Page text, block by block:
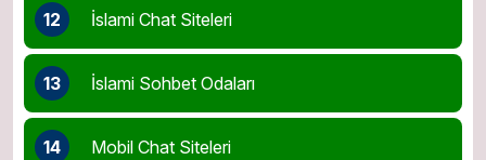
12 İslami Chat Siteleri
13 İslami Sohbet Odaları
14 Mobil Chat Siteleri